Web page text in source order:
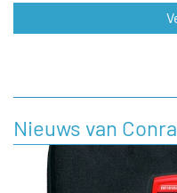
Nieuws van